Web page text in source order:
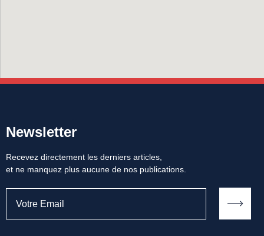
Newsletter
Recevez directement les derniers articles,
et ne manquez plus aucune de nos publications.